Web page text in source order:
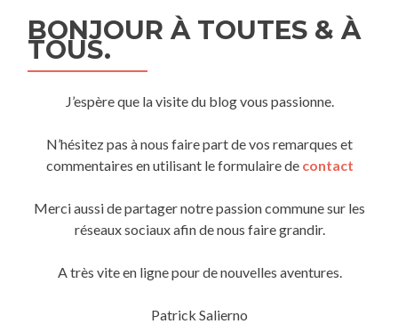
BONJOUR À TOUTES & À
TOUS.
J’espère que la visite du blog vous passionne.
N’hésitez pas à nous faire part de vos remarques et
commentaires en utilisant le formulaire de contact
Merci aussi de partager notre passion commune sur les
réseaux sociaux afin de nous faire grandir.
A très vite en ligne pour de nouvelles aventures.
Patrick Salierno